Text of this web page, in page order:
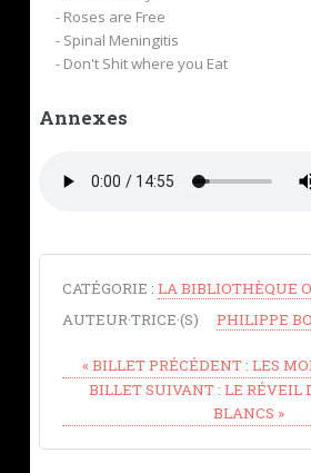
- Roses are Free
- Spinal Meningitis
- Don't Shit where you Eat
Annexes
CATÉGORIE : LA BIBLIOTHÈQUE
AUTEUR·TRICE·(S)
PHILIPPE
« BILLET PRÉCÉDENT : LES
BILLET SUIVANT : LE RÉVEIL
BLANCS »